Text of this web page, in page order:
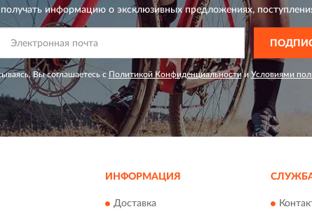
информацию о эксклюзивных предложениях,
Вы соглашаетесь с Политикой Конфиденциальности и Условиями
ИНФОРМАЦИЯ
Доставка